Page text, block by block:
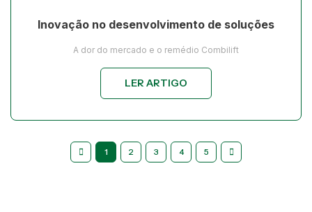
Inovação no desenvolvimento de soluções
A dor do mercado e o remédio Combilift
LER ARTIGO
1 2 3 4 5